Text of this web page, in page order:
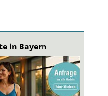
in Bayern